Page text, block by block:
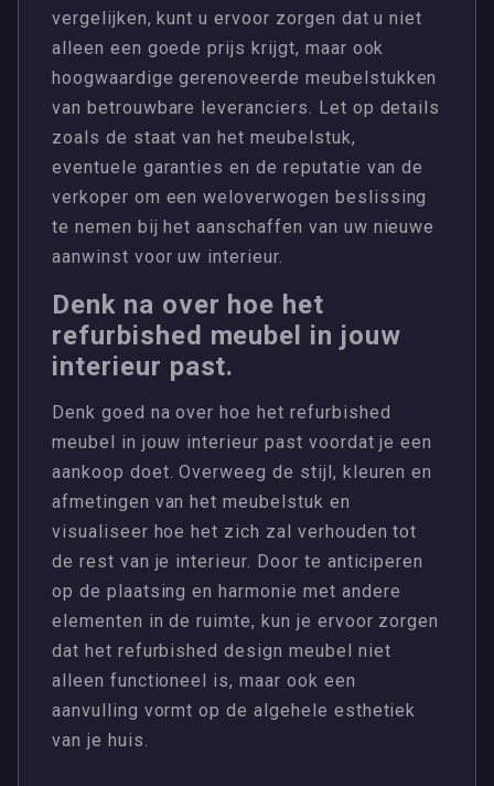
vergelijken, kunt u ervoor zorgen dat u niet
alleen een goede prijs krijgt, maar ook
hoogwaardige gerenoveerde meubelstukken
van betrouwbare leveranciers. Let op details
zoals de staat van het meubelstuk,
eventuele garanties en de reputatie van de
verkoper om een weloverwogen beslissing
te nemen bij het aanschaffen van uw nieuwe
aanwinst voor uw interieur.
Denk na over hoe het
refurbished meubel in jouw
interieur past.
Denk goed na over hoe het refurbished
meubel in jouw interieur past voordat je een
aankoop doet. Overweeg de stijl, kleuren en
afmetingen van het meubelstuk en
visualiseer hoe het zich zal verhouden tot
de rest van je interieur. Door te anticiperen
op de plaatsing en harmonie met andere
elementen in de ruimte, kun je ervoor zorgen
dat het refurbished design meubel niet
alleen functioneel is, maar ook een
aanvulling vormt op de algehele esthetiek
van je huis.